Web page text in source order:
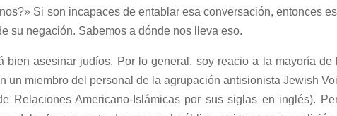
Si son incapaces de entablar esa conversación, entonces
su negación. Sabemos a dónde nos lleva eso.
asesinar judíos. Por lo general, soy reacio a la mayoría de
un miembro del personal de la agrupación antisionista Jewish
Relaciones Americano-Islámicas por sus siglas en inglés).